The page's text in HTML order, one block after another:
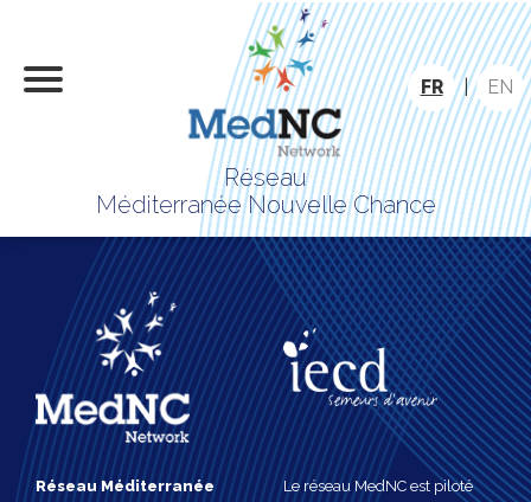
Réseau
Méditerranée Nouvelle Chance
FR | EN
Réseau Méditerranée
Le réseau MedNC est piloté